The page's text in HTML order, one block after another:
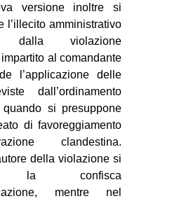
versione inoltre si
l’illecito amministrativo
dalla violazione
impartito al comandante
l’applicazione delle
dall’ordinamento
si presuppone
di favoreggiamento
clandestina.
della violazione si
la confisca
mentre nel